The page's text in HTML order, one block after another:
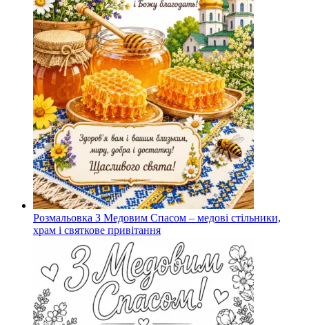
Розмальовка З Медовим Спасом – медові стільники,
храм і святкове привітання